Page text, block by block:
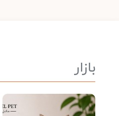
بازار